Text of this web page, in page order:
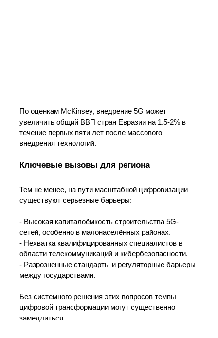
По оценкам McKinsey, внедрение 5G может
увеличить общий ВВП стран Евразии на 1,5-2% в
течение первых пяти лет после массового
внедрения технологий.
Ключевые вызовы для региона
Тем не менее, на пути масштабной цифровизации
существуют серьезные барьеры:
- Высокая капиталоёмкость строительства 5G-
сетей, особенно в малонаселённых районах.
- Нехватка квалифицированных специалистов в
области телекоммуникаций и кибербезопасности.
- Разрозненные стандарты и регуляторные барьеры
между государствами.
Без системного решения этих вопросов темпы
цифровой трансформации могут существенно
замедлиться.